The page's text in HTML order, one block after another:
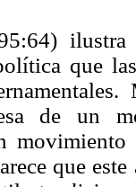
que
de un
que